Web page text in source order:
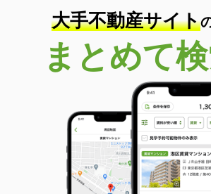
大手不動産サイト
まとめて検